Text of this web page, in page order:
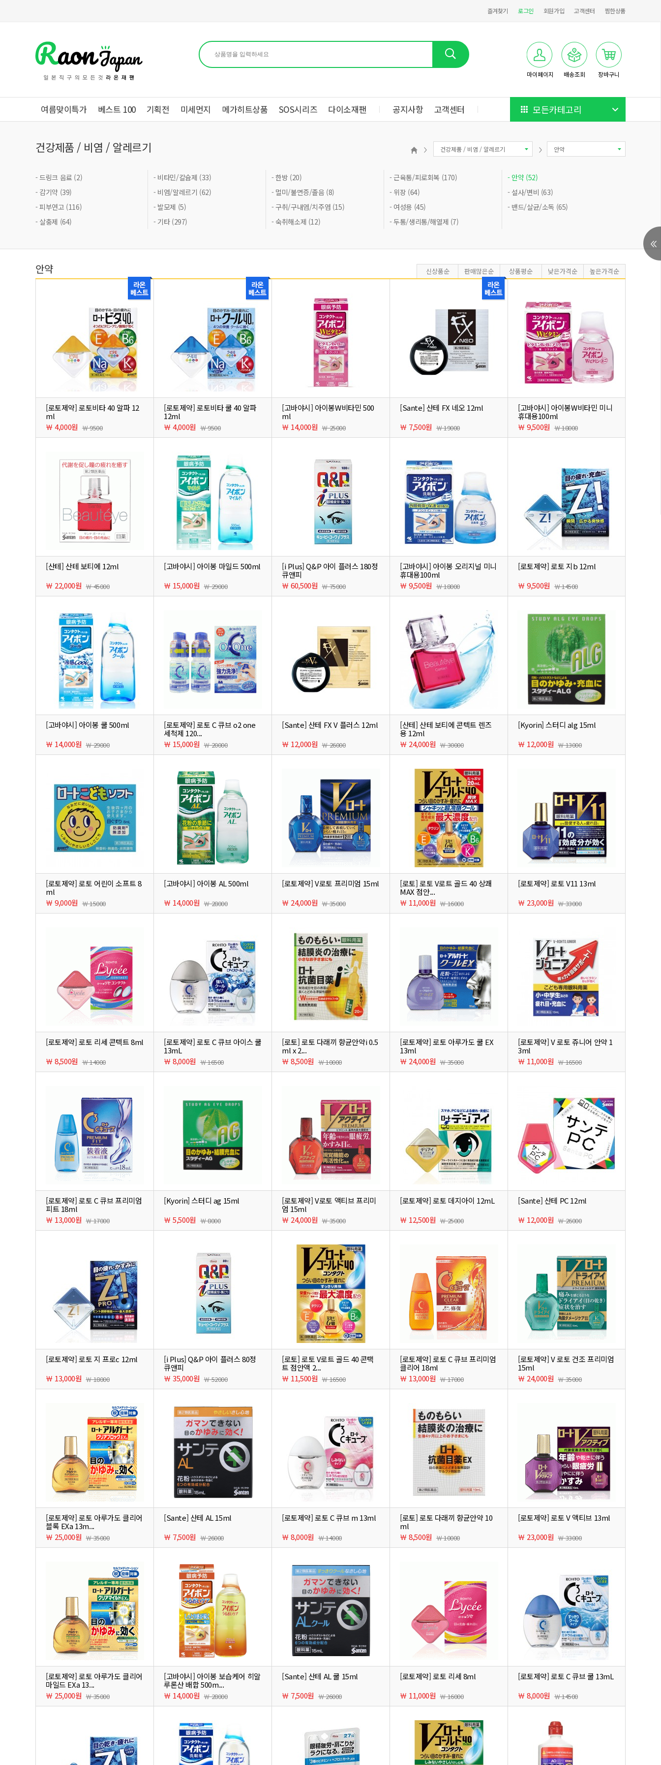
즐겨찾기 로그인 회원가입 고객센터 찜한상품
마이페이지 배송조회 장바구니
여름맞이특가 베스트 100 기획전 미세먼지 메가히트상품 SOS시리즈 다이소재팬 공지사항 고객센터 모든카테고리
건강제품 / 비염 / 알레르기 안약
건강제품 / 비염 / 알레르기
- 드링크 음료 (2) - 비타민/칼슘제 (33) - 한방 (20) - 근육통/피로회복 (170)
- 안약 (52)
- 감기약 (39)
- 비염/알레르기 (62) - 멀미/불면증/졸음 (8) - 위장 (64)
- 설사/변비 (63)
- 피부연고 (116)
- 발모제 (5) - 구취/구내염/치주염 (15) - 여성용 (45)
- 밴드/살균/소독 (65)
- 살충제 (64)
- 기타 (297) - 숙취해소제 (12) - 두통/생리통/해열제 (7)
안약 신상품순 판매많은순 상품평순 낮은가격순 높은가격순
[로토제약] 로토비타 40 알파 12
ml
￦ 4,000원 ￦ 9500
[로토제약] 로토비타 쿨 40 알파
12ml
￦ 4,000원 ￦ 9500
[고바야시] 아이봉W비타민 500
ml
￦ 14,000원 ￦ 25000
[Sante] 산테 FX 네오 12ml
￦ 7,500원 ￦ 19000
[고바야시] 아이봉W비타민 미니
휴대용100ml
￦ 9,500원 ￦ 18000
[산테] 산테 보티에 12ml
￦ 22,000원 ￦ 45000
[고바야시] 아이봉 마일드 500ml
￦ 15,000원 ￦ 29000
[i Plus] Q&P 아이 플러스 180정
큐앤피
￦ 60,500원 ￦ 75000
[고바야시] 아이봉 오리지널 미니
휴대용100ml
￦ 9,500원 ￦ 18000
[로토제약] 로토 지b 12ml
￦ 9,500원 ￦ 14500
[고바야시] 아이봉 쿨 500ml
￦ 14,000원 ￦ 29000
[로토제약] 로토 C 큐브 o2 one
세척제 120...
￦ 15,000원 ￦ 20000
[Sante] 산테 FX V 플러스 12ml
￦ 12,000원 ￦ 26000
[산테] 산테 보티에 콘텍트 렌즈
용 12ml
￦ 24,000원 ￦ 30000
[Kyorin] 스터디 alg 15ml
￦ 12,000원 ￦ 13000
[로토제약] 로토 어린이 소프트 8
ml
￦ 9,000원 ￦ 15000
[고바야시] 아이봉 AL 500ml
￦ 14,000원 ￦ 28000
[로토제약] V로토 프리미엄 15ml
￦ 24,000원 ￦ 35000
[로토] 로토 V로트 골드 40 상쾌
MAX 점안...
￦ 11,000원 ￦ 16000
[로토제약] 로토 V11 13ml
￦ 23,000원 ￦ 33000
[로토제약] 로토 리세 콘텍트 8ml
￦ 8,500원 ￦ 14000
[로토제약] 로토 C 큐브 아이스 쿨
13mL
￦ 8,000원 ￦ 16500
[로토] 로토 다래끼 향균안약i 0.5
ml x 2...
￦ 8,500원 ￦ 10000
[로토제약] 로토 아루가도 쿨 EX
13ml
￦ 24,000원 ￦ 35000
[로토제약] V 로토 쥬니어 안약 1
3ml
￦ 11,000원 ￦ 16500
[로토제약] 로토 C 큐브 프리미엄
피트 18ml
￦ 13,000원 ￦ 17000
[Kyorin] 스터디 ag 15ml
￦ 5,500원 ￦ 8000
[로토제약] V로토 액티브 프리미
엄 15ml
￦ 24,000원 ￦ 35000
[로토제약] 로토 데지아이 12mL
￦ 12,500원 ￦ 25000
[Sante] 산테 PC 12ml
￦ 12,000원 ￦ 26000
[로토제약] 로토 지 프로c 12ml
￦ 13,000원 ￦ 18000
[i Plus] Q&P 아이 플러스 80정
큐앤피
￦ 35,000원 ￦ 52000
[로토] 로토 V로트 골드 40 콘택
트 점안액 2...
￦ 11,500원 ￦ 16500
[로토제약] 로토 C 큐브 프리미엄
클리어 18ml
￦ 13,000원 ￦ 17000
[로토제약] V 로토 건조 프리미엄
15ml
￦ 24,000원 ￦ 35000
[로토제약] 로토 아루가도 클리어
블록 EXa 13m...
￦ 25,000원 ￦ 35000
[Sante] 산테 AL 15ml
￦ 7,500원 ￦ 26000
[로토제약] 로토 C 큐브 m 13ml
￦ 8,000원 ￦ 14000
[로토] 로토 다래끼 향균안약 10
ml
￦ 8,500원 ￦ 10000
[로토제약] 로토 V 액티브 13ml
￦ 23,000원 ￦ 33000
[로토제약] 로토 아루가도 클리어
마일드 EXa 13...
￦ 25,000원 ￦ 35000
[고바야시] 아이봉 보습케어 히알
루론산 배합 500m...
￦ 14,000원 ￦ 28000
[Sante] 산테 AL 쿨 15ml
￦ 7,500원 ￦ 26000
[로토제약] 로토 리세 8ml
￦ 11,000원 ￦ 16000
[로토제약] 로토 C 큐브 쿨 13mL
￦ 8,000원 ￦ 14500